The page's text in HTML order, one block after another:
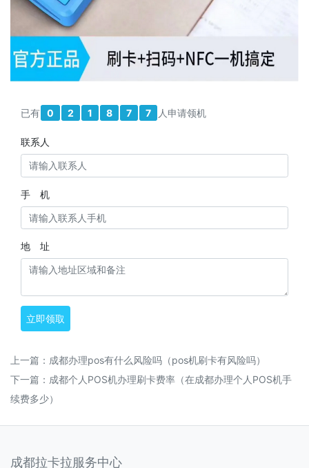
已有 0 2 1 8 7 7 人申请领机
联系人
手 机
地 址
立即领取
上一篇： 成都办理pos有什么风险吗（pos机刷卡有风险吗）
下一篇： 成都个人POS机办理刷卡费率（在成都办理个人POS机手
续费多少）
成都拉卡拉服务中心